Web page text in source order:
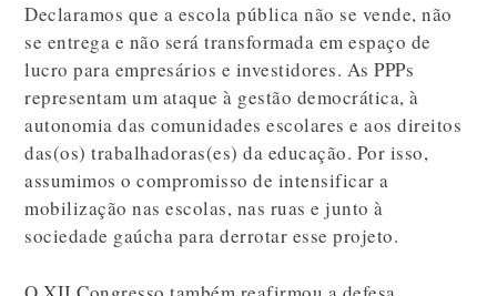
Declaramos que a escola pública não se vende, não
se entrega e não será transformada em espaço de
lucro para empresários e investidores. As PPPs
representam um ataque à gestão democrática, à
autonomia das comunidades escolares e aos direitos
das(os) trabalhadoras(es) da educação. Por isso,
assumimos o compromisso de intensificar a
mobilização nas escolas, nas ruas e junto à
sociedade gaúcha para derrotar esse projeto.